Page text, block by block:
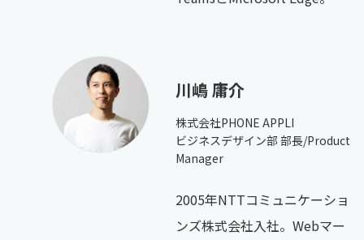
川嶋 庸介
株式会社PHONE APPLI
ビジネスデザイン部 部長/Product
Manager
2005年NTTコミュニケーショ
ンズ株式会社入社。Webマー